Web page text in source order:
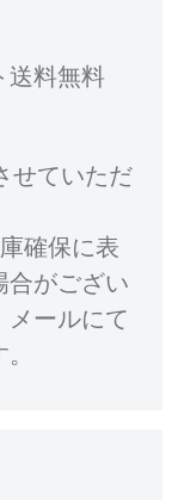
送料無料
せていただ
確保に表
合がござい
メールにて